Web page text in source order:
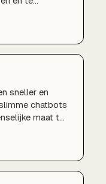
sneller en
chatbots
maat te